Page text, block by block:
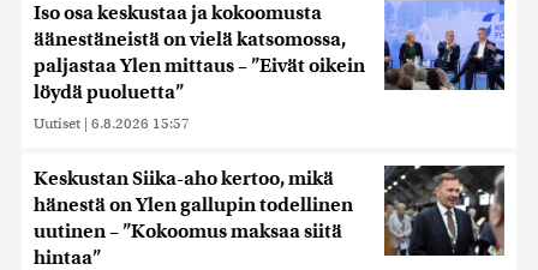
Iso osa keskustaa ja kokoomusta
äänestäneistä on vielä katsomossa,
paljastaa Ylen mittaus – ”Eivät oikein
löydä puoluetta”
Uutiset | 6.8.2026 15:57
Keskustan Siika-aho kertoo, mikä
hänestä on Ylen gallupin todellinen
uutinen – ”Kokoomus maksaa siitä
hintaa”